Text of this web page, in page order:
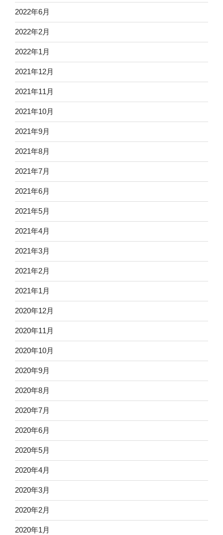
2022年6月
2022年2月
2022年1月
2021年12月
2021年11月
2021年10月
2021年9月
2021年8月
2021年7月
2021年6月
2021年5月
2021年4月
2021年3月
2021年2月
2021年1月
2020年12月
2020年11月
2020年10月
2020年9月
2020年8月
2020年7月
2020年6月
2020年5月
2020年4月
2020年3月
2020年2月
2020年1月